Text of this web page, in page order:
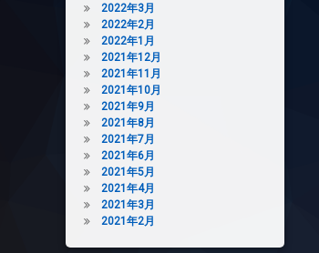
2022年3月
2022年2月
2022年1月
2021年12月
2021年11月
2021年10月
2021年9月
2021年8月
2021年7月
2021年6月
2021年5月
2021年4月
2021年3月
2021年2月